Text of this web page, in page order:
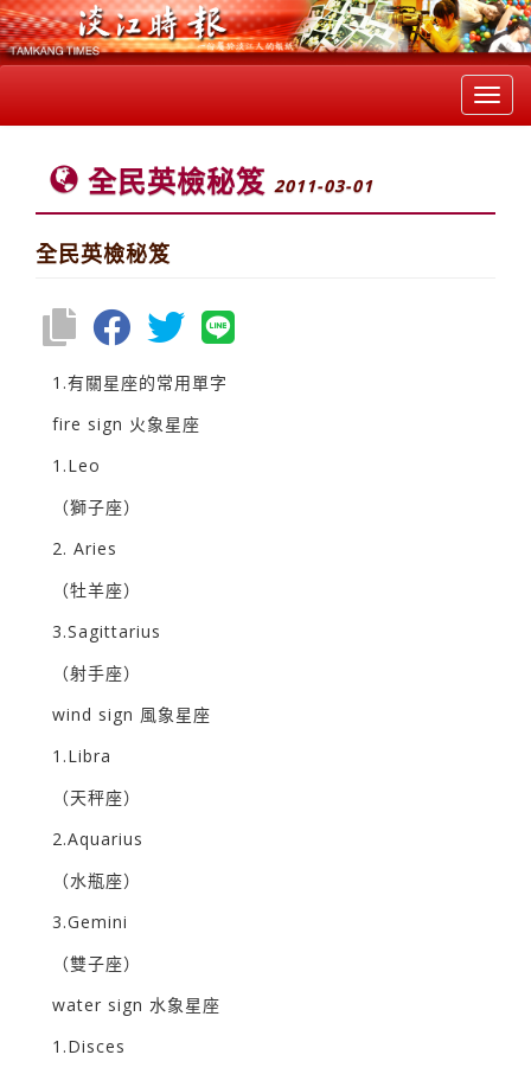
全民英檢秘笈 2011-03-01
全民英檢秘笈
1.有關星座的常用單字
fire sign 火象星座
1.Leo
（獅子座）
2. Aries
（牡羊座）
3.Sagittarius
（射手座）
wind sign 風象星座
1.Libra
（天秤座）
2.Aquarius
（水瓶座）
3.Gemini
（雙子座）
water sign 水象星座
1.Disces